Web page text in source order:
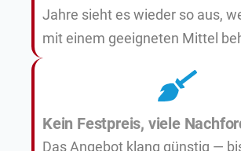
Jahre sieht es wieder so aus,
mit einem geeigneten Mittel
Kein Festpreis, viele
Das Angebot klang günstig —